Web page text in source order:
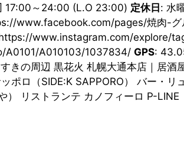
17:00～24:00 (L.O 23:00) 定休日 : 水
www.facebook.com/pages/焼肉-グ
www.instagram.com/explore/
A010103/1037834/ GPS:
の周辺 黒花火 札幌大通本店｜居酒
ポロ（SIDE:K SAPPORO） バー・リ
） リストランテ カノフィーロ P-LINE